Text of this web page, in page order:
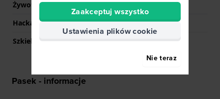
Żywotność baterii
60 miesiące
Hackable
Nie
Szkieletowy
Nie
Pasek - informacje
Zaakceptuj wszystko
Ustawienia plików cookie
Nie teraz